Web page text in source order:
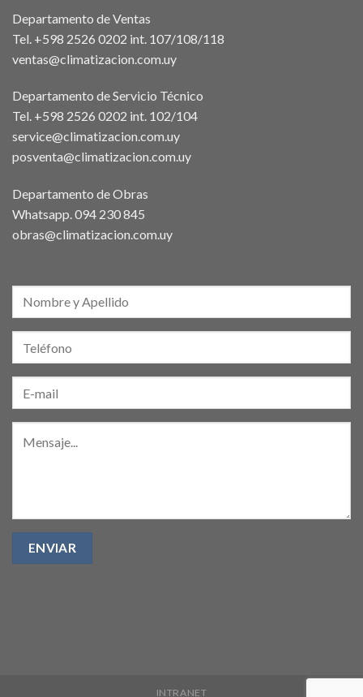
Departamento de Ventas
Tel. +598 2526 0202 int. 107/108/118
ventas@climatizacion.com.uy
Departamento de Servicio Técnico
Tel. +598 2526 0202 int. 102/104
service@climatizacion.com.uy
posventa@climatizacion.com.uy
Departamento de Obras
Whatsapp.094 230 845
obras@climatizacion.com.uy
INTRANET